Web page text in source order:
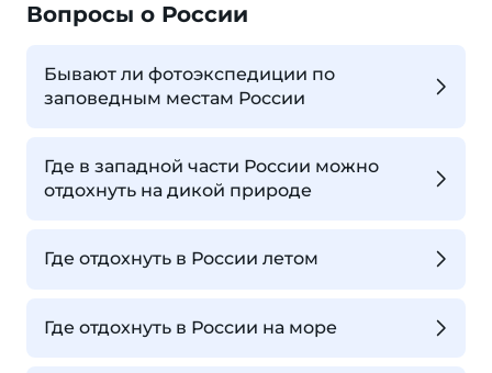
Вопросы о России
Бывают ли фотоэкспедиции по
заповедным местам России
Где в западной части России можно
отдохнуть на дикой природе
Где отдохнуть в России летом
Где отдохнуть в России на море